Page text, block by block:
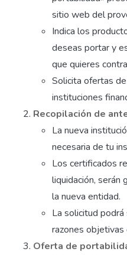
sitio web del
Indica los
deseas portar y
que quieres
Solicita ofertas
instituciones
Recopilación de
La nueva
necesaria de tu
Los certificados
liquidación, serán
la nueva entidad.
La solicitud
razones
Oferta de